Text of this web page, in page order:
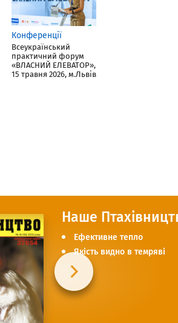
Конференції
Всеукраїнський
практичний форум
«ВЛАСНИЙ ЕЛЕВАТОР»,
15 травня 2026, м.Львів
Наше
Ефективне тепло
Якість видно в темряві